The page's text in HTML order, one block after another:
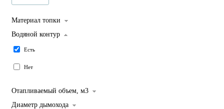
Материал топки
Водяной контур
Есть
Нет
Отапливаемый объем, м3
Диаметр дымохода